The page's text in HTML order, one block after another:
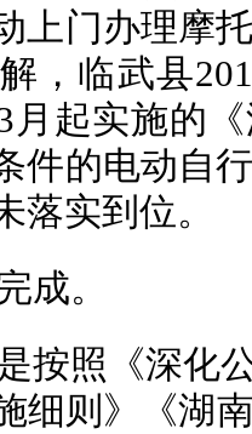
上门办理摩
，临武县
月起实施的
件的电动自
落实到位。
成。
按照《深化
细则》《湖